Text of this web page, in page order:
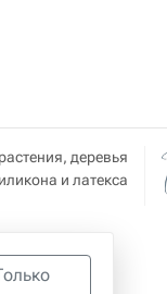
деревья
и латекса